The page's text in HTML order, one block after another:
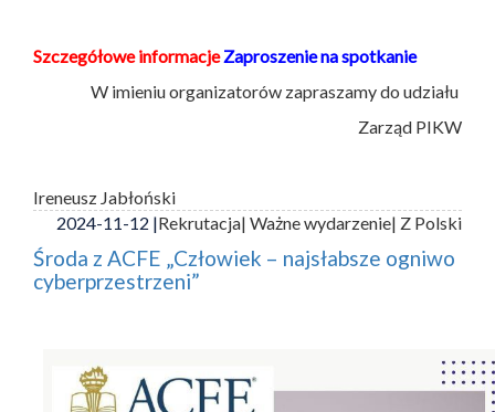
Szczegółowe informacje Zaproszenie na spotkanie
W imieniu organizatorów zapraszamy do udziału
Zarząd PIKW
Ireneusz Jabłoński
2024-11-12 |Rekrutacja| Ważne wydarzenie| Z Polski
Środa z ACFE „Człowiek – najsłabsze ogniwo
cyberprzestrzeni”